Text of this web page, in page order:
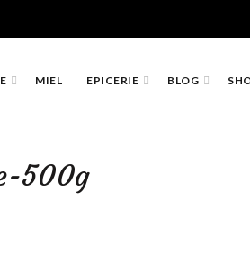
MIEL EPICERIE BLOG
500g